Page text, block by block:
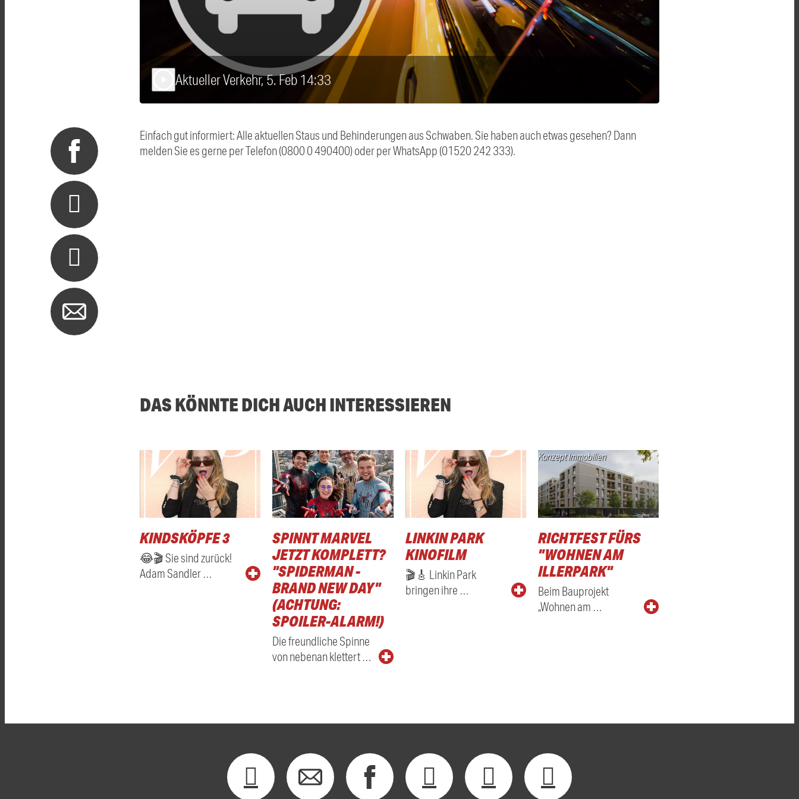
Aktueller Verkehr, 5. Feb 14:33
Einfach gut informiert: Alle aktuellen Staus und Behinderungen aus Schwaben. Sie haben auch etwas gesehen? Dann
melden Sie es gerne per Telefon (0800 0 490400) oder per WhatsApp (01520 242 333).
DAS KÖNNTE DICH AUCH INTERESSIEREN
KINDSKÖPFE 3
😂🎬 Sie sind zurück!
Adam Sandler …
SPINNT MARVEL
JETZT KOMPLETT?
"SPIDERMAN -
BRAND NEW DAY"
(ACHTUNG:
SPOILER-ALARM!)
Die freundliche Spinne
von nebenan klettert …
LINKIN PARK
KINOFILM
🎬🎸 Linkin Park
bringen ihre …
Konzept Immobilien
RICHTFEST FÜRS
"WOHNEN AM
ILLERPARK"
Beim Bauprojekt
„Wohnen am …